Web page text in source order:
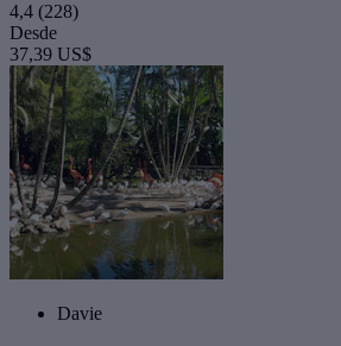
4,4 (228)
Desde
37,39 US$
Davie